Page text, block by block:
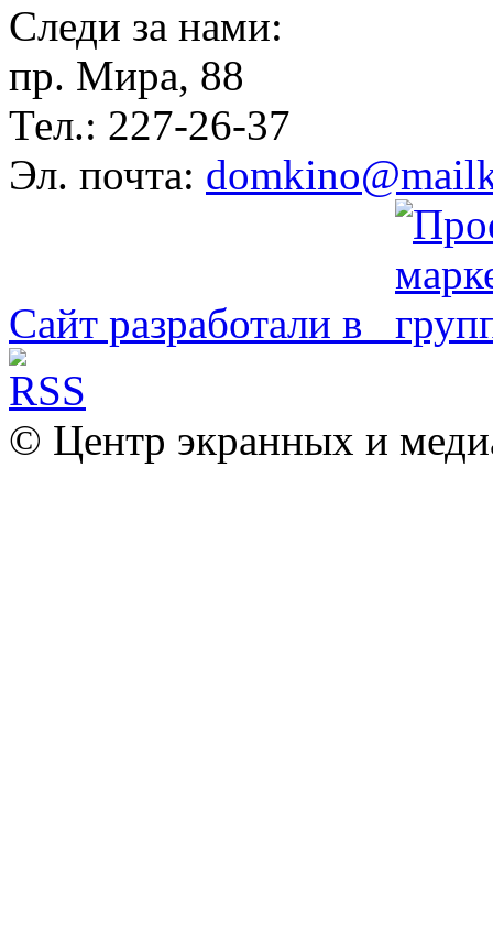
Следи за нами:
пр. Мира, 88
Тел.: 227-26-37
Эл. почта:
Сайт разработали в
© Центр экранных и